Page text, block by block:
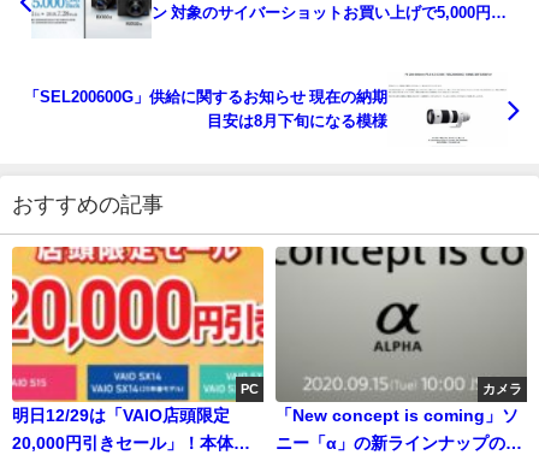
ン 対象のサイバーショットお買い上げで5,000円
「SEL200600G」供給に関するお知らせ 現在の納期
目安は8月下旬になる模様
おすすめの記事
PC
明日12/29は「VAIO店頭限定
20,000円引きセール」！本体が
カメラ
「New concept is coming」ソ
ニー「α」の新ラインナップの予